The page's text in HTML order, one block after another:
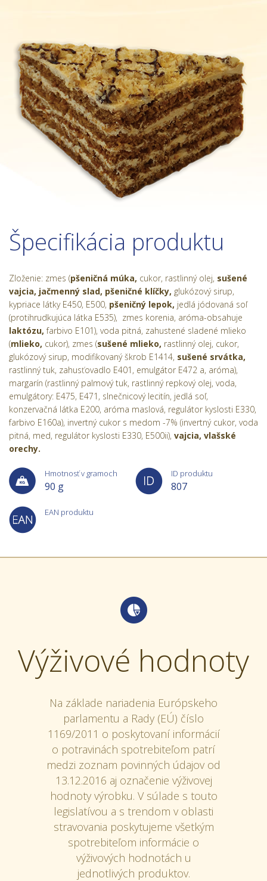
Špecifikácia produktu
Zloženie: zmes (pšeničná múka, cukor, rastlinný olej, sušené
vajcia, jačmenný slad, pšeničné klíčky, glukózový sirup,
kypriace látky E450, E500, pšeničný lepok, jedlá jódovaná soľ
(protihrudkujúca látka E535), zmes korenia, aróma-obsahuje
laktózu,farbivo E101), voda pitná, zahustené sladené mlieko
(mlieko, cukor), zmes (sušené mlieko, rastlinný olej, cukor,
glukózový sirup, modifikovaný škrob E1414, sušené srvátka,
rastlinný tuk, zahusťovadlo E401, emulgátor E472 a, aróma),
margarín (rastlinný palmový tuk, rastlinný repkový olej, voda,
emulgátory: E475, E471, slnečnicový lecitín, jedlá soľ,
konzervačná látka E200, aróma maslová, regulátor kyslosti E330,
farbivo E160a), invertný cukor s medom -7% (invertný cukor, voda
pitná, med, regulátor kyslosti E330, E500ii), vajcia, vlašské
orechy.
Hmotnosť v gramoch
90 g
ID produktu
807
EAN produktu
Výživové hodnoty
Na základe nariadenia Európskeho
parlamentu a Rady (EÚ) číslo
1169/2011 o poskytovaní informácií
o potravinách spotrebiteľom patrí
medzi zoznam povinných údajov od
13.12.2016 aj označenie výživovej
hodnoty výrobku. V súlade s touto
legislatívou a s trendom v oblasti
stravovania poskytujeme všetkým
spotrebiteľom informácie o
výživových hodnotách u
jednotlivých produktov.